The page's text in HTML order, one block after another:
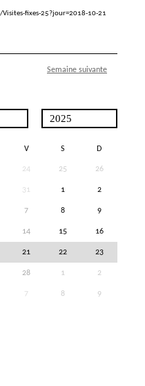
fixes-25?jour=2018-10-21
Semaine suivante
V S D
24 25 26
31 1 2
7 8 9
14 15 16
21 22 23
28 1 2
7 8 9